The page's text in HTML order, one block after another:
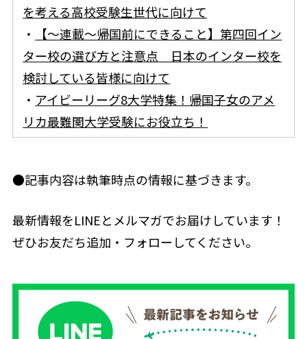
を考える高校受験生世代に向けて
・
【〜連載〜帰国前にできること】第四回イン
ター校の選び方と注意点 日本のインター校を
検討している皆様に向けて
・ アイビーリーグ8大学特集！帰国子女のアメ
リカ最難関大学受験にお役立ち！
●記事内容は執筆時点の情報に基づきます。
最新情報をLINEとメルマガでお届けしています！
ぜひお友だち追加・フォローしてください。